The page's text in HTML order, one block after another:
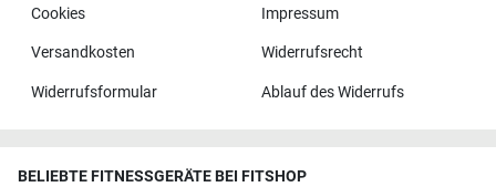
Cookies Impressum
Versandkosten Widerrufsrecht
Widerrufsformular Ablauf des Widerrufs
BELIEBTE FITNESSGERÄTE BEI FITSHOP